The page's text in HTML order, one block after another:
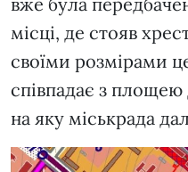
місці, де стояв
своїми розмірами
співпадає з площею
на яку міськрада